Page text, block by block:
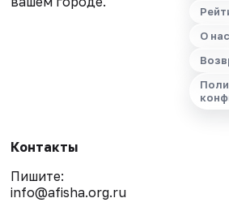
О нас
Контакты
Пишите:
info@afisha.org.ru